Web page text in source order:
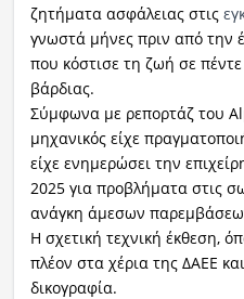
ζητήματα ασφάλειας στις
γνωστά μήνες πριν από την
που κόστισε τη ζωή σε πέντε
βάρδιας.
Σύμφωνα με ρεπορτάζ του
μηχανικός είχε
είχε ενημερώσει την
2025 για προβλήματα στις
ανάγκη άμεσων
Η σχετική τεχνική έκθεση,
πλέον στα χέρια της ΔΑΕΕ
δικογραφία.